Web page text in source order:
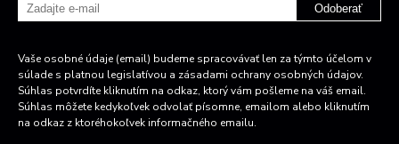
Odoberať
Vaše osobné údaje (email) budeme spracovávať len za týmto účelom v
súlade s platnou legislatívou a zásadami ochrany osobných údajov.
Súhlas potvrdíte kliknutím na odkaz, ktorý vám pošleme na váš email.
Súhlas môžete kedykoľvek odvolať písomne, emailom alebo kliknutím
na odkaz z ktoréhokoľvek informačného emailu.